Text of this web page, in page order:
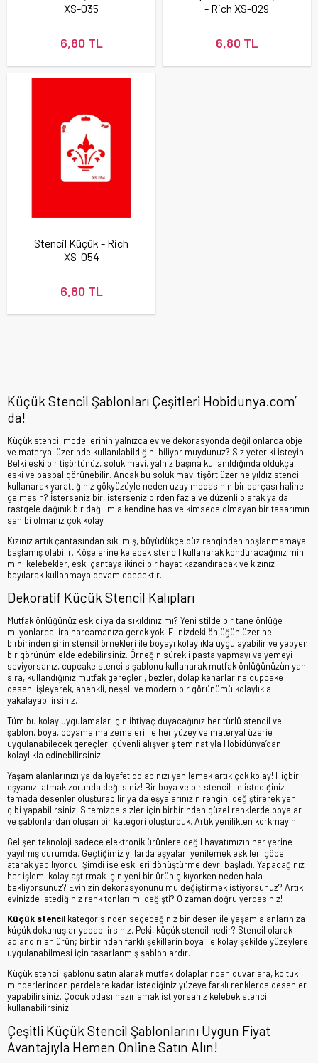
XS-035
6,80 TL
- Rich XS-029
6,80 TL
Stencil Küçük - Rich
XS-054
6,80 TL
Küçük Stencil Şablonları Çeşitleri Hobidunya.com’
da!
Küçük stencil modellerinin yalnızca ev ve dekorasyonda değil onlarca obje
ve materyal üzerinde kullanılabildiğini biliyor muydunuz? Siz yeter ki isteyin!
Belki eski bir tişörtünüz, soluk mavi, yalnız başına kullanıldığında oldukça
eski ve paspal görünebilir. Ancak bu soluk mavi tişört üzerine yıldız stencil
kullanarak yarattığınız gökyüzüyle neden uzay modasının bir parçası haline
gelmesin? İsterseniz bir, isterseniz birden fazla ve düzenli olarak ya da
rastgele dağınık bir dağılımla kendine has ve kimsede olmayan bir tasarımın
sahibi olmanız çok kolay.
Kızınız artık çantasından sıkılmış, büyüdükçe düz renginden hoşlanmamaya
başlamış olabilir. Köşelerine kelebek stencil kullanarak konduracağınız mini
mini kelebekler, eski çantaya ikinci bir hayat kazandıracak ve kızınız
bayılarak kullanmaya devam edecektir.
Dekoratif Küçük Stencil Kalıpları
Mutfak önlüğünüz eskidi ya da sıkıldınız mı? Yeni stilde bir tane önlüğe
milyonlarca lira harcamanıza gerek yok! Elinizdeki önlüğün üzerine
birbirinden şirin stensil örnekleri ile boyayı kolaylıkla uygulayabilir ve yepyeni
bir görünüm elde edebilirsiniz. Örneğin sürekli pasta yapmayı ve yemeyi
seviyorsanız, cupcake stencils şablonu kullanarak mutfak önlüğünüzün yanı
sıra, kullandığınız mutfak gereçleri, bezler, dolap kenarlarına cupcake
deseni işleyerek, ahenkli, neşeli ve modern bir görünümü kolaylıkla
yakalayabilirsiniz.
Tüm bu kolay uygulamalar için ihtiyaç duyacağınız her türlü stencil ve
şablon, boya, boyama malzemeleri ile her yüzey ve materyal üzerie
uygulanabilecek gereçleri güvenli alışveriş teminatıyla Hobidünya’dan
kolaylıkla edinebilirsiniz.
Yaşam alanlarınızı ya da kıyafet dolabınızı yenilemek artık çok kolay! Hiçbir
eşyanızı atmak zorunda değilsiniz! Bir boya ve bir stencil ile istediğiniz
temada desenler oluşturabilir ya da eşyalarınızın rengini değiştirerek yeni
gibi yapabilirsiniz. Sitemizde sizler için birbirinden güzel renklerde boyalar
ve şablonlardan oluşan bir kategori oluşturduk. Artık yenilikten korkmayın!
Gelişen teknoloji sadece elektronik ürünlere değil hayatımızın her yerine
yayılmış durumda. Geçtiğimiz yıllarda eşyaları yenilemek eskileri çöpe
atarak yapılıyordu. Şimdi ise eskileri dönüştürme devri başladı. Yapacağınız
her işlemi kolaylaştırmak için yeni bir ürün çıkıyorken neden hala
bekliyorsunuz? Evinizin dekorasyonunu mu değiştirmek istiyorsunuz? Artık
evinizde istediğiniz renk tonları mı değişti? O zaman doğru yerdesiniz!
Küçük stencil kategorisinden seçeceğiniz bir desen ile yaşam alanlarınıza
küçük dokunuşlar yapabilirsiniz. Peki, küçük stencil nedir? Stencil olarak
adlandırılan ürün; birbirinden farklı şekillerin boya ile kolay şekilde yüzeylere
uygulanabilmesi için tasarlanmış şablonlardır.
Küçük stencil şablonu satın alarak mutfak dolaplarından duvarlara, koltuk
minderlerinden perdelere kadar istediğiniz yüzeye farklı renklerde desenler
yapabilirsiniz. Çocuk odası hazırlamak istiyorsanız kelebek stencil
kullanabilirsiniz.
Çeşitli Küçük Stencil Şablonlarını Uygun Fiyat
Avantajıyla Hemen Online Satın Alın!